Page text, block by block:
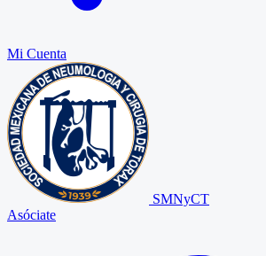
Mi Cuenta
SMNyCT
Asóciate